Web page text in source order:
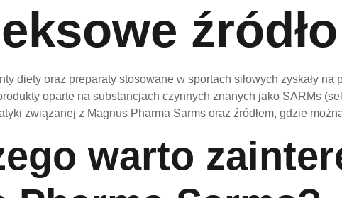
diety oraz preparaty stosowane w sportach siłowych zyskały
oparte na substancjach czynnych znanych jako SARMs
związanej z Magnus Pharma Sarms oraz źródłem, gdzie
warto